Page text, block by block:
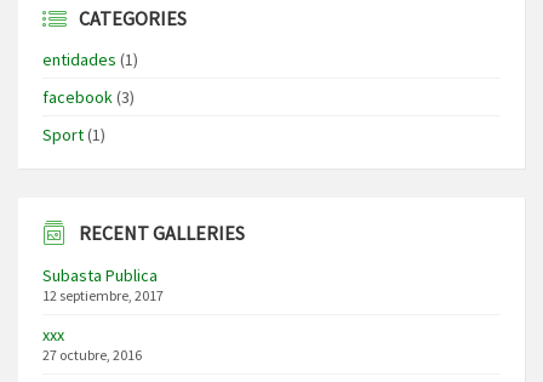
CATEGORIES
entidades (1)
facebook(3)
Sport(1)
RECENT GALLERIES
Subasta Publica
12 septiembre, 2017
xxx
27 octubre, 2016